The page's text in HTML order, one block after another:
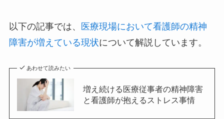
以下の記事では、
医療現場において看護師の精神
障害が増えている現状について解説しています。
あわせて読みたい
増え続ける医療従事者の精神障害
と看護師が抱えるストレス事情